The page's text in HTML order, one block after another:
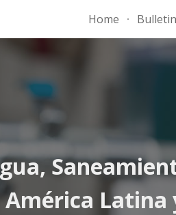
Home
América Latina